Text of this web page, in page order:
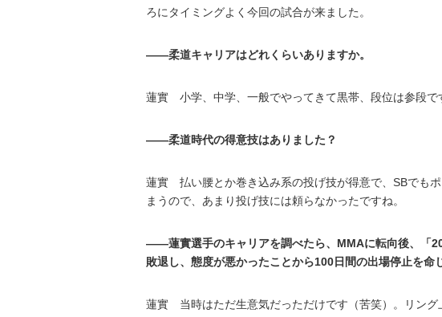
ろにタイミングよく今回の試合が来ました。
――柔道キャリアはどれくらいありますか。
蓮實 小学、中学、一般でやってきて黒帯、段位は参段で
――柔道時代の得意技はありました？
蓮實 払い腰とか巻き込み系の投げ技が得意で、SBでも
まうので、あまり投げ技には頼らなかったですね。
――蓮實選手のキャリアを調べたら、MMAに転向後、「
敗退し、態度が悪かったことから100日間の出場停止を
蓮實 当時はただ生意気だっただけです（苦笑）。リング